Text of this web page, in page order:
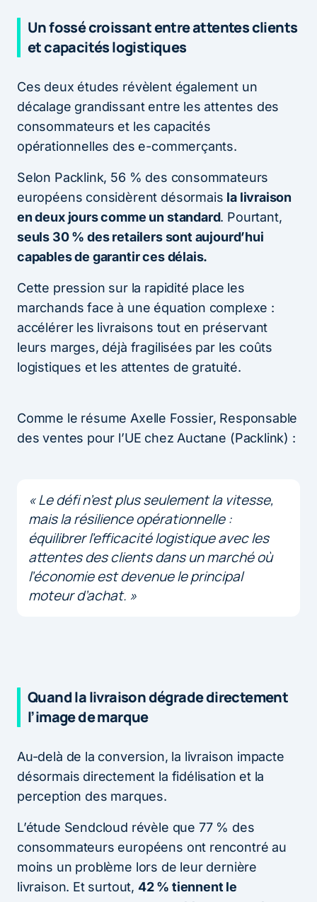
Un fossé croissant entre attentes clients
et capacités logistiques
Ces deux études révèlent également un
décalage grandissant entre les attentes des
consommateurs et les capacités
opérationnelles des e-commerçants.
Selon Packlink, 56 % des consommateurs
européens considèrent désormais la livraison
en deux jours comme un standard. Pourtant,
seuls 30 % des retailers sont aujourd’hui
capables de garantir ces délais.
Cette pression sur la rapidité place les
marchands face à une équation complexe :
accélérer les livraisons tout en préservant
leurs marges, déjà fragilisées par les coûts
logistiques et les attentes de gratuité.
Comme le résume Axelle Fossier, Responsable
des ventes pour l’UE chez Auctane (Packlink) :
« Le défi n’est plus seulement la vitesse,
mais la résilience opérationnelle :
équilibrer l’efficacité logistique avec les
attentes des clients dans un marché où
l’économie est devenue le principal
moteur d’achat. »
Quand la livraison dégrade directement
l’image de marque
Au-delà de la conversion, la livraison impacte
désormais directement la fidélisation et la
perception des marques.
L’étude Sendcloud révèle que 77 % des
consommateurs européens ont rencontré au
moins un problème lors de leur dernière
livraison. Et surtout, 42 % tiennent le